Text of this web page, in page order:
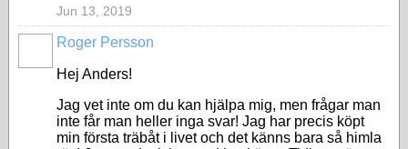
Jun 13, 2019
Roger Persson
Hej Anders!
Jag vet inte om du kan hjälpa mig, men frågar man
inte får man heller inga svar! Jag har precis köpt
min första träbåt i livet och det känns bara så himla